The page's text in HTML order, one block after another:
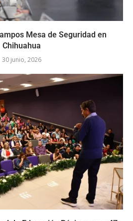
Mesa de Seguridad en
Chihuahua
30 junio, 2026